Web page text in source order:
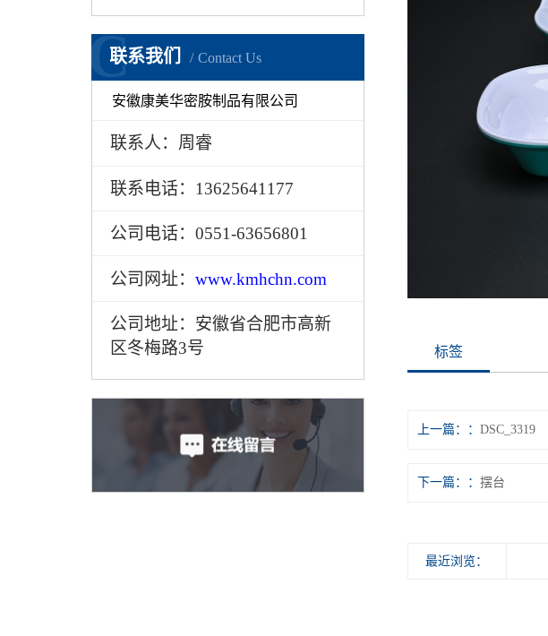
联系我们 Contact Us
C
安徽康美华密胺制品有限公司
联系人：周睿
联系电话：13625641177
公司电话：0551-63656801
公司网址： www.kmhchn.com
公司地址：安徽省合肥市高新
区冬梅路3号
标签
上一篇： DSC_3319
下一篇： 摆台
最近浏览：